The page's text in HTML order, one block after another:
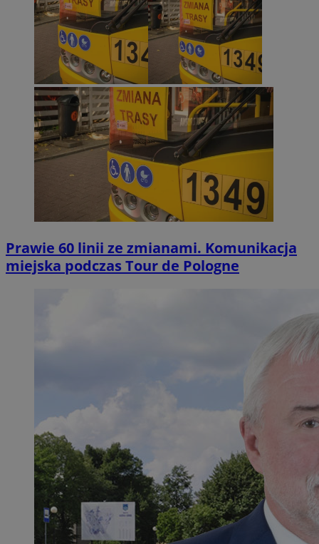
Prawie 60 linii ze zmianami. Komunikacja
miejska podczas Tour de Pologne